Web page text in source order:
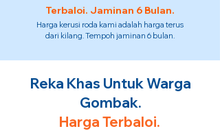
Terbaloi. Jaminan 6 Bulan.
Harga kerusi roda kami adalah harga terus
dari kilang. Tempoh jaminan 6 bulan.
Reka Khas Untuk Warga
Gombak.
Harga Terbaloi.